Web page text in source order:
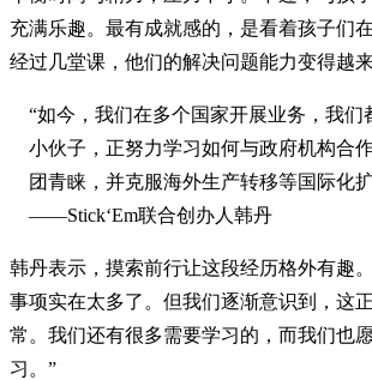
充满乐趣。最有成就感的，是看着孩子们
经过几堂课，他们的解决问题能力变得越
“如今，我们在多个国家开展业务，我们
小伙子，正努力学习如何与政府机构合
团青睐，并克服海外生产转移等国际化
——Stick‘Em联合创办人韩丹
韩丹表示，摸索前行让这段经历格外有趣
事项实在太多了。但我们逐渐意识到，这
常。我们还有很多需要学习的，而我们也
习。”